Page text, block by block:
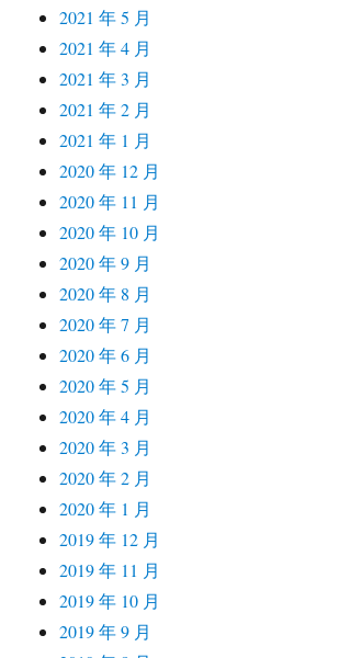
2021 年 5 月
2021 年 4 月
2021 年 3 月
2021 年 2 月
2021 年 1 月
2020 年 12 月
2020 年 11 月
2020 年 10 月
2020 年 9 月
2020 年 8 月
2020 年 7 月
2020 年 6 月
2020 年 5 月
2020 年 4 月
2020 年 3 月
2020 年 2 月
2020 年 1 月
2019 年 12 月
2019 年 11 月
2019 年 10 月
2019 年 9 月